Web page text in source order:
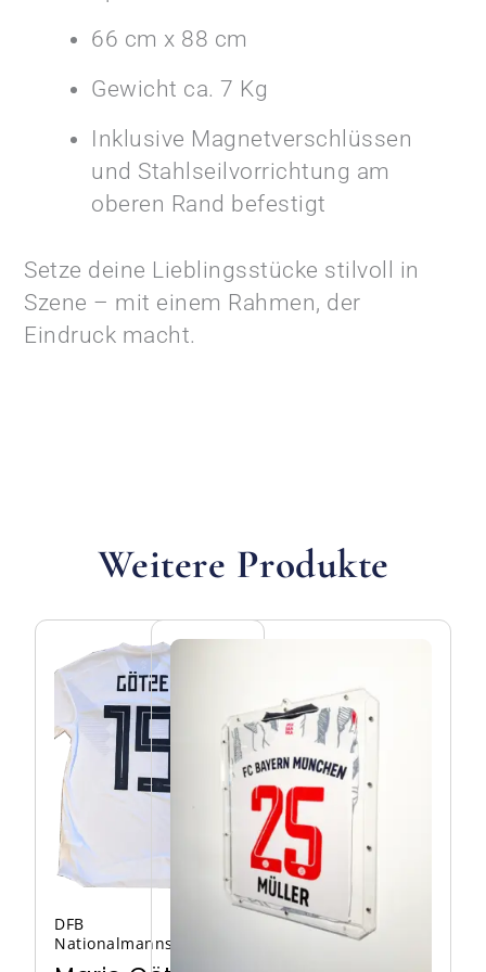
66 cm x 88 cm
Gewicht ca. 7 Kg
Inklusive Magnetverschlüssen
und Stahlseilvorrichtung am
oberen Rand befestigt
Setze deine Lieblingsstücke stilvoll in
Szene – mit einem Rahmen, der
Eindruck macht.
Weitere Produkte
DFB
Nationalmannschaft